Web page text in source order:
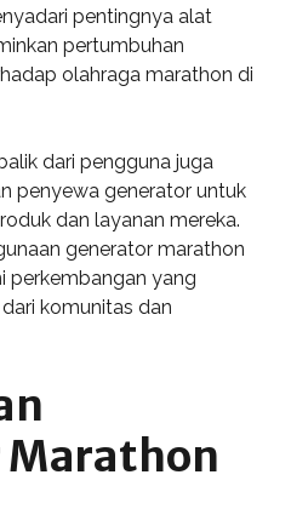
pentingnya alat
pertumbuhan
olahraga marathon di
dari pengguna juga
penyewa generator untuk
dan layanan mereka.
generator marathon
perkembangan yang
komunitas dan
Marathon